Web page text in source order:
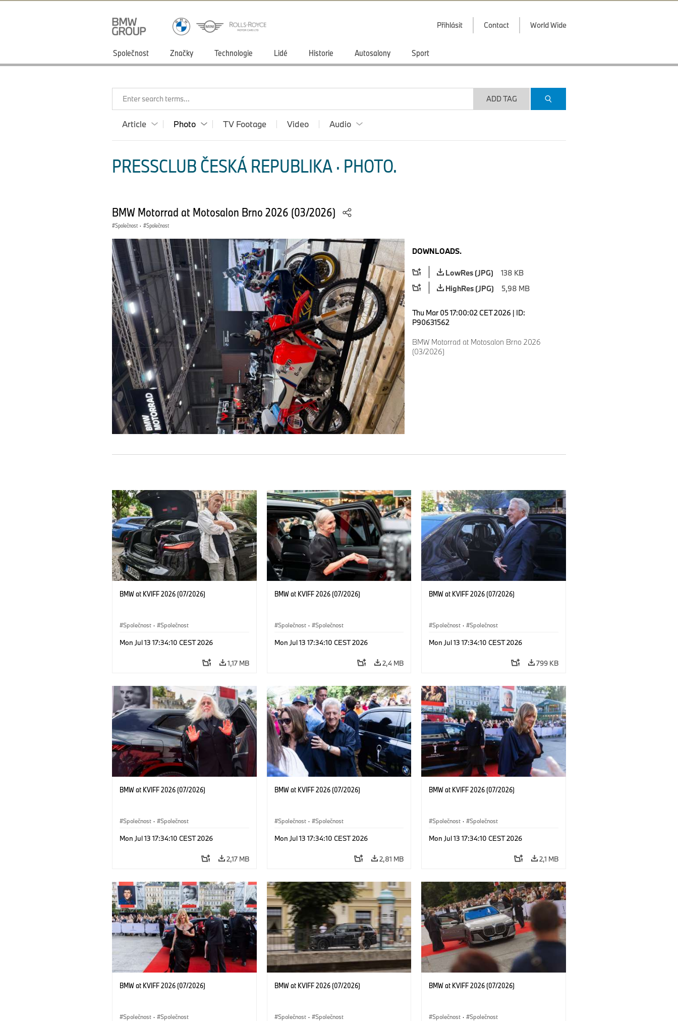
Přihlásit Contact World Wide
Společnost Značky Technologie Lidé Historie Autosalony Sport
Enter search terms... ADD TAG
Article Photo TV Footage Video Audio
PRESSCLUB ČESKÁ REPUBLIKA · PHOTO.
BMW Motorrad at Motosalon Brno 2026 (03/2026)
Společnost · Společnost
DOWNLOADS.
LowRes (JPG)
138 KB
HighRes (JPG)
5,98 MB
Thu Mar 05 17:00:02 CET 2026 | ID:
P90631562
BMW Motorrad at Motosalon Brno 2026
(03/2026)
BMW at KVIFF 2026 (07/2026)
Společnost · Společnost
Mon Jul 13 17:34:10 CEST 2026
1,17 MB
BMW at KVIFF 2026 (07/2026)
Společnost · Společnost
Mon Jul 13 17:34:10 CEST 2026
2,4 MB
BMW at KVIFF 2026 (07/2026)
Společnost · Společnost
Mon Jul 13 17:34:10 CEST 2026
799 KB
BMW at KVIFF 2026 (07/2026)
Společnost · Společnost
Mon Jul 13 17:34:10 CEST 2026
2,17 MB
BMW at KVIFF 2026 (07/2026)
Společnost · Společnost
Mon Jul 13 17:34:10 CEST 2026
2,81 MB
BMW at KVIFF 2026 (07/2026)
Společnost · Společnost
Mon Jul 13 17:34:10 CEST 2026
2,1 MB
BMW at KVIFF 2026 (07/2026)
Společnost · Společnost
BMW at KVIFF 2026 (07/2026)
Společnost · Společnost
BMW at KVIFF 2026 (07/2026)
Společnost · Společnost